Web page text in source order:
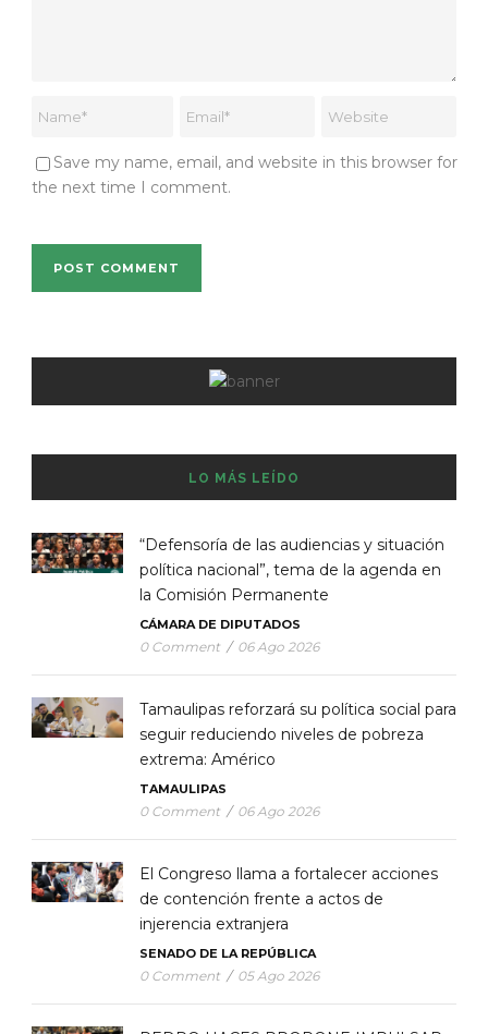
Save my name, email, and website in this browser for
the next time I comment.
LO MÁS LEÍDO
“Defensoría de las audiencias y situación
política nacional”, tema de la agenda en
la Comisión Permanente
CÁMARA DE DIPUTADOS
0 Comment / 06 Ago 2026
Tamaulipas reforzará su política social para
seguir reduciendo niveles de pobreza
extrema: Américo
TAMAULIPAS
0 Comment / 06 Ago 2026
El Congreso llama a fortalecer acciones
de contención frente a actos de
injerencia extranjera
SENADO DE LA REPÚBLICA
0 Comment / 05 Ago 2026